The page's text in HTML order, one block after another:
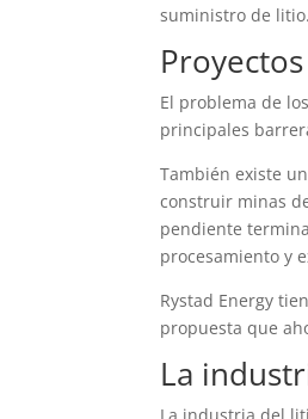
suministro de litio.
El problema de
principales
También existe
construir minas
pendiente
procesamiento y
Rystad Energy
propuesta que
La